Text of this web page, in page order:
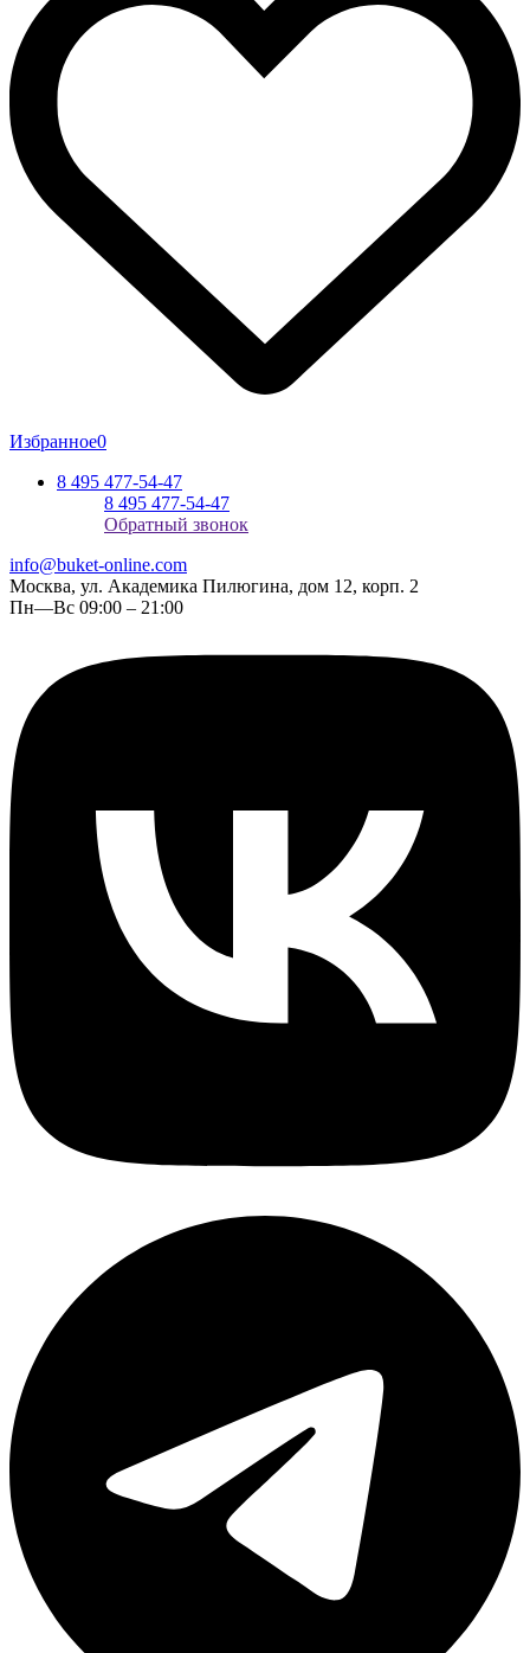
Избранное0
8 495 477-54-47
8 495 477-54-47
Обратный звонок
info@buket-online.com
Москва, ул. Академика Пилюгина, дом 12, корп. 2
Пн—Вс 09:00 – 21:00